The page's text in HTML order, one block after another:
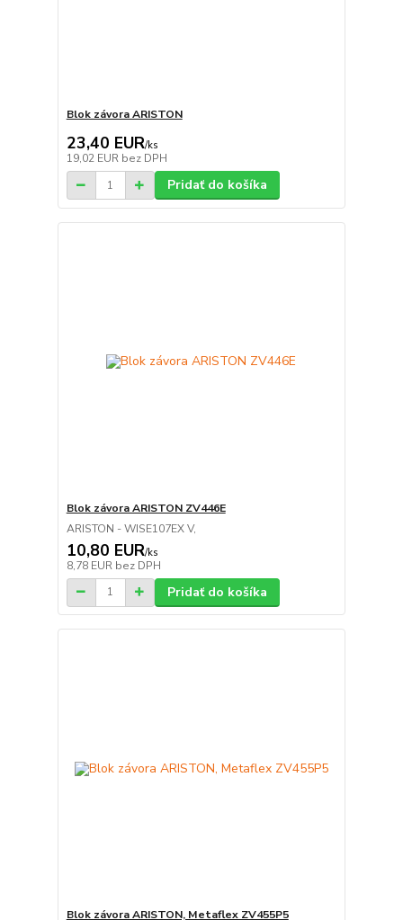
Blok závora ARISTON
23,40 EUR/ks
19,02 EUR bez DPH
Pridať do košíka
Blok závora ARISTON ZV446E
ARISTON - WISE107EX V,
10,80 EUR/ks
8,78 EUR bez DPH
Pridať do košíka
Blok závora ARISTON, Metaflex ZV455P5